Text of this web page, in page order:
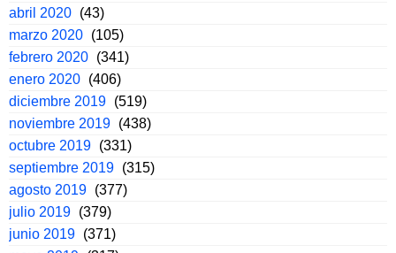
abril 2020 (43)
marzo 2020 (105)
febrero 2020 (341)
enero 2020 (406)
diciembre 2019 (519)
noviembre 2019 (438)
octubre 2019 (331)
septiembre 2019 (315)
agosto 2019 (377)
julio 2019 (379)
junio 2019 (371)